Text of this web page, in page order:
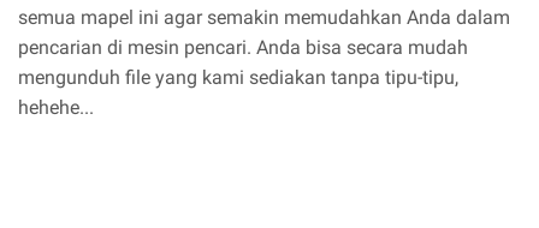
semua mapel ini agar semakin memudahkan Anda dalam
pencarian di mesin pencari. Anda bisa secara mudah
mengunduh file yang kami sediakan tanpa tipu-tipu,
hehehe...